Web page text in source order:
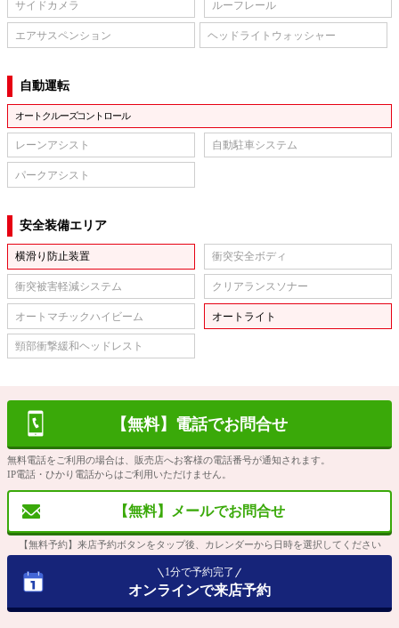
サイドカメラ ルーフレール
エアサスペンション ヘッドライトウォッシャー
自動運転
オートクルーズコントロール
レーンアシスト 自動駐車システム
パークアシスト
安全装備エリア
横滑り防止装置 衝突安全ボディ
衝突被害軽減システム クリアランスソナー
オートマチックハイビーム オートライト
頸部衝撃緩和ヘッドレスト
【無料】電話でお問合せ
無料電話をご利用の場合は、販売店へお客様の電話番号が通知されます。
IP電話・ひかり電話からはご利用いただけません。
【無料】メールでお問合せ
【無料予約】来店予約ボタンをタップ後、カレンダーから日時を選択してください
1分で予約完了
オンラインで来店予約